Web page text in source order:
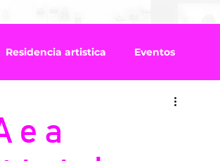
Residencia artistica Eventos
e a